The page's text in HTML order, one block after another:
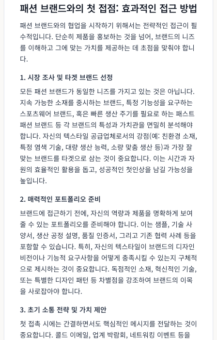
패션 브랜드와의 첫 접점: 효과적인 접근 방법
패션 브랜드와의 협업을 시작하기 위해서는 전략적인 접근이 필
수적입니다. 단순히 제품을 홍보하는 것을 넘어, 브랜드의 니즈
를 이해하고 그에 맞는 가치를 제공하는 데 초점을 맞춰야 합니
다.
1. 시장 조사 및 타겟 브랜드 선정
모든 패션 브랜드가 동일한 니즈를 가지고 있는 것은 아닙니다.
지속 가능한 소재를 중시하는 브랜드, 특정 기능성을 요구하는
스포츠웨어 브랜드, 혹은 빠른 생산 주기를 필요로 하는 패스트
패션 브랜드 등 각 브랜드의 특성과 가치관을 면밀히 분석해야
합니다. 자신의 텍스타일 공급업체로서의 강점(예: 친환경 소재,
특정 염색 기술, 대량 생산 능력, 소량 맞춤 생산 등)과 가장 잘
맞는 브랜드를 타겟으로 삼는 것이 중요합니다. 이는 시간과 자
원의 효율적인 활용을 돕고, 성공적인 첫인상을 남길 가능성을
높입니다.
2. 매력적인 포트폴리오 준비
브랜드에 접근하기 전에, 자신의 역량과 제품을 명확하게 보여
줄 수 있는 포트폴리오를 준비해야 합니다. 이는 샘플, 기술 사
양서, 생산 공정 설명, 품질 인증서, 그리고 기존 협력 사례 등을
포함할 수 있습니다. 특히, 자신의 텍스타일이 브랜드의 디자인
비전이나 기능적 요구사항을 어떻게 충족시킬 수 있는지 구체적
으로 제시하는 것이 중요합니다. 독점적인 소재, 혁신적인 기술,
또는 특별한 디자인 패턴 등 차별점을 강조하여 브랜드의 이목
을 사로잡아야 합니다.
3. 초기 소통 전략 및 가치 제안
첫 접촉 시에는 간결하면서도 핵심적인 메시지를 전달하는 것이
중요합니다. 콜드 이메일, 업계 박람회, 네트워킹 이벤트 등을